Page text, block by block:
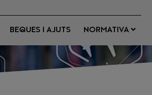
BEQUES I AJUTS NORMATIVA